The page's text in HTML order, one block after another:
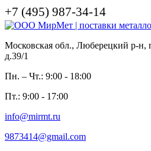
+7 (495) 987-34-14
Московская обл., Люберецкий р-н,
д.39/1
Пн. – Чт.: 9:00 - 18:00
Пт.: 9:00 - 17:00
info@mirmt.ru
9873414@gmail.com